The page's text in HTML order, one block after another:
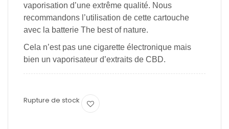
vaporisation d’une extrême qualité. Nous
recommandons l’utilisation de cette cartouche
avec la batterie The best of nature.
Cela n’est pas une cigarette électronique mais
bien un vaporisateur d’extraits de CBD.
Rupture de stock